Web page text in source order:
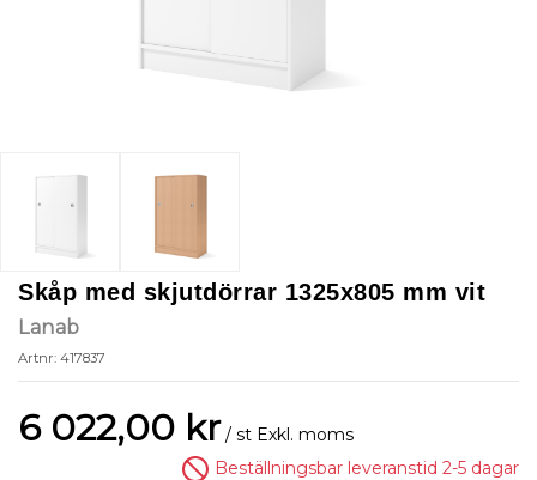
Skåp med skjutdörrar 1325x805 mm vit
Lanab
Artnr: 417837
6 022,00 kr / st Exkl. moms
Beställningsbar leveranstid 2-5 dagar